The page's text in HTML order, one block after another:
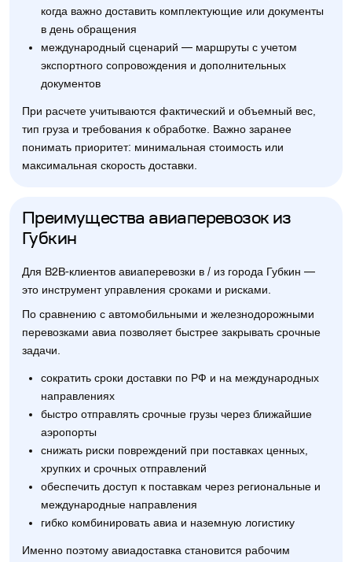
когда важно доставить комплектующие или документы
в день обращения
международный сценарий — маршруты с учетом
экспортного сопровождения и дополнительных
документов
При расчете учитываются фактический и объемный вес,
тип груза и требования к обработке. Важно заранее
понимать приоритет: минимальная стоимость или
максимальная скорость доставки.
Преимущества авиаперевозок из
Губкин
Для B2B-клиентов авиаперевозки в / из города Губкин —
это инструмент управления сроками и рисками.
По сравнению с автомобильными и железнодорожными
перевозками авиа позволяет быстрее закрывать срочные
задачи.
сократить сроки доставки по РФ и на международных
направлениях
быстро отправлять срочные грузы через ближайшие
аэропорты
снижать риски повреждений при поставках ценных,
хрупких и срочных отправлений
обеспечить доступ к поставкам через региональные и
международные направления
гибко комбинировать авиа и наземную логистику
Именно поэтому авиадоставка становится рабочим